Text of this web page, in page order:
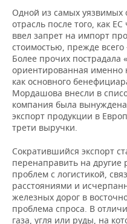
Одной из самых уязвимых
отрасль после того, как
ввел запрет на импорт
стоимостью, прежде
Более прочих пострадала
ориентированная именно
как основного
Мордашова внесли в
компания была
экспорт продукции в
трети выручки.
Сократившийся экспорт
перенаправить на
проблем с логистикой,
расстояниями и
железных дорог в
проблема спроса. В
газа, угля или руды, на